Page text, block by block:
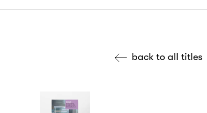
back to all titles